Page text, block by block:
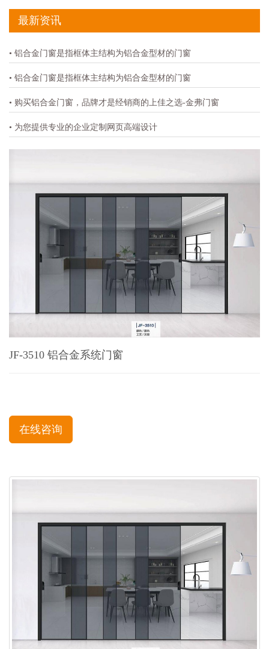
最新资讯
• 铝合金门窗是指框体主结构为铝合金型材的门窗
• 铝合金门窗是指框体主结构为铝合金型材的门窗
• 购买铝合金门窗，品牌才是经销商的上佳之选-金弗门窗
• 为您提供专业的企业定制网页高端设计
JF-3510 铝合金系统门窗
在线咨询